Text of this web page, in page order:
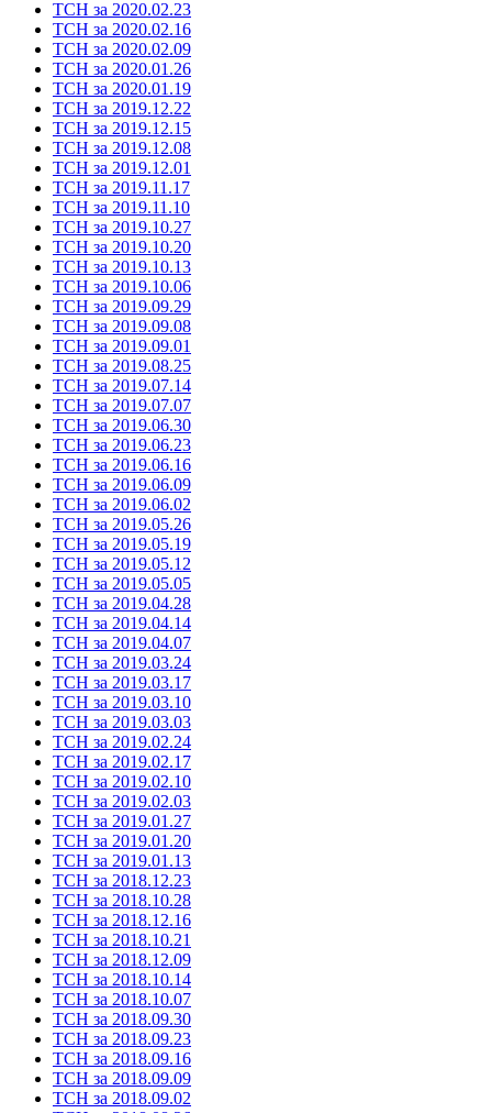
ТСН за 2020.02.23
ТСН за 2020.02.16
ТСН за 2020.02.09
ТСН за 2020.01.26
ТСН за 2020.01.19
ТСН за 2019.12.22
ТСН за 2019.12.15
ТСН за 2019.12.08
ТСН за 2019.12.01
ТСН за 2019.11.17
ТСН за 2019.11.10
ТСН за 2019.10.27
ТСН за 2019.10.20
ТСН за 2019.10.13
ТСН за 2019.10.06
ТСН за 2019.09.29
ТСН за 2019.09.08
ТСН за 2019.09.01
ТСН за 2019.08.25
ТСН за 2019.07.14
ТСН за 2019.07.07
ТСН за 2019.06.30
ТСН за 2019.06.23
ТСН за 2019.06.16
ТСН за 2019.06.09
ТСН за 2019.06.02
ТСН за 2019.05.26
ТСН за 2019.05.19
ТСН за 2019.05.12
ТСН за 2019.05.05
ТСН за 2019.04.28
ТСН за 2019.04.14
ТСН за 2019.04.07
ТСН за 2019.03.24
ТСН за 2019.03.17
ТСН за 2019.03.10
ТСН за 2019.03.03
ТСН за 2019.02.24
ТСН за 2019.02.17
ТСН за 2019.02.10
ТСН за 2019.02.03
ТСН за 2019.01.27
ТСН за 2019.01.20
ТСН за 2019.01.13
ТСН за 2018.12.23
ТСН за 2018.10.28
ТСН за 2018.12.16
ТСН за 2018.10.21
ТСН за 2018.12.09
ТСН за 2018.10.14
ТСН за 2018.10.07
ТСН за 2018.09.30
ТСН за 2018.09.23
ТСН за 2018.09.16
ТСН за 2018.09.09
ТСН за 2018.09.02